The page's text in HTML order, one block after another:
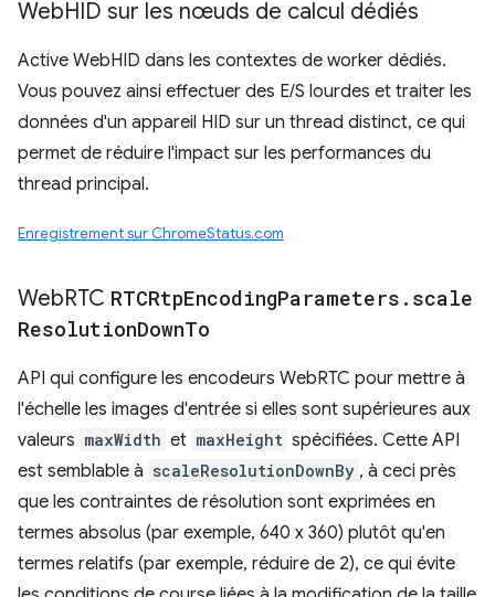
WebHID sur les nœuds de calcul dédiés
Active WebHID dans les contextes de worker dédiés.
Vous pouvez ainsi effectuer des E/S lourdes et traiter les
données d'un appareil HID sur un thread distinct, ce qui
permet de réduire l'impact sur les performances du
thread principal.
Enregistrement sur ChromeStatus.com
WebRTC RTCRtpEncodingParameters . scale
ResolutionDownTo
API qui configure les encodeurs WebRTC pour mettre à
l'échelle les images d'entrée si elles sont supérieures aux
valeurs maxWidth et maxHeight spécifiées. Cette API
est semblable à scaleResolutionDownBy , à ceci près
que les contraintes de résolution sont exprimées en
termes absolus (par exemple, 640 x 360) plutôt qu'en
termes relatifs (par exemple, réduire de 2), ce qui évite